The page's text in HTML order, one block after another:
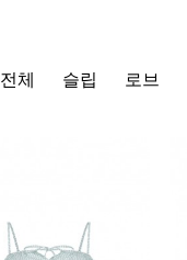
전체 슬립 로브